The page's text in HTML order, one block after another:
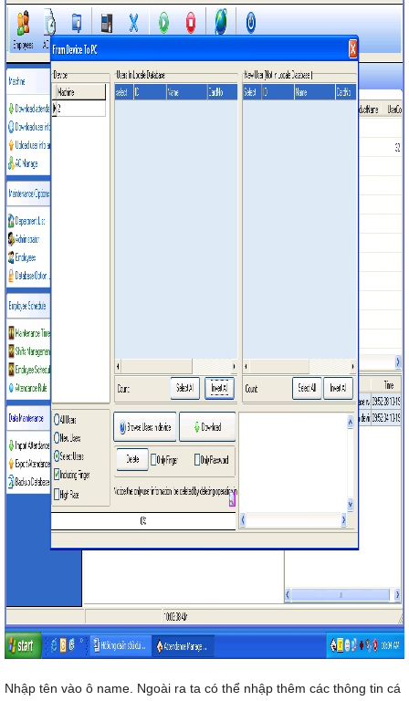
Nhập tên vào ô name. Ngoài ra ta có thể nhập thêm các thông tin cá